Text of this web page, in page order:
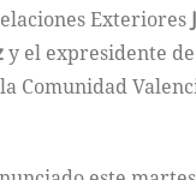
Exteriores
y el expresidente
Comunidad